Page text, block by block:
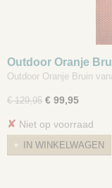
Outdoor Oranje
Outdoor Oranje Bruin
€ 129,95 € 99,95
✘ Niet op voorraad
IN WINKELWAGEN